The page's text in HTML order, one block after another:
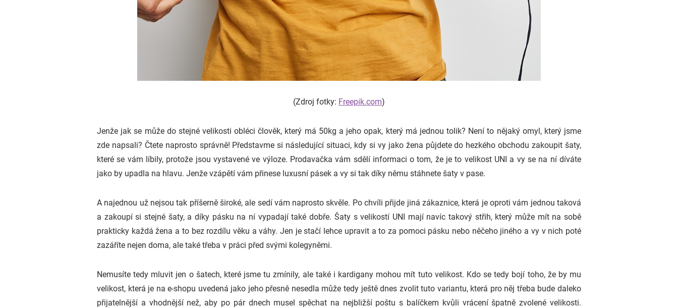
(Zdroj fotky: Freepik.com)
Jenže jak se může do stejné velikosti obléci člověk, který má 50kg a jeho opak, který má jednou tolik? Není to nějaký omyl, který jsme
zde napsali? Čtete naprosto správně! Představme si následující situaci, kdy si vy jako žena půjdete do hezkého obchodu zakoupit šaty,
které se vám líbily, protože jsou vystavené ve výloze. Prodavačka vám sdělí informaci o tom, že je to velikost UNI a vy se na ní díváte
jako by upadla na hlavu. Jenže vzápětí vám přinese luxusní pásek a vy si tak díky němu stáhnete šaty v pase.
A najednou už nejsou tak příšerně široké, ale sedí vám naprosto skvěle. Po chvíli přijde jiná zákaznice, která je oproti vám jednou taková
a zakoupí si stejné šaty, a díky pásku na ní vypadají také dobře. Šaty s velikostí UNI mají navíc takový střih, který může mít na sobě
prakticky každá žena a to bez rozdílu věku a váhy. Jen je stačí lehce upravit a to za pomoci pásku nebo něčeho jiného a vy v nich poté
zazáříte nejen doma, ale také třeba v práci před svými kolegyněmi.
Nemusíte tedy mluvit jen o šatech, které jsme tu zmínily, ale také i kardigany mohou mít tuto velikost. Kdo se tedy bojí toho, že by mu
velikost, která je na e-shopu uvedená jako jeho přesně nesedla může tedy ještě dnes zvolit tuto variantu, která pro něj třeba bude daleko
přijatelnější a vhodnější než, aby po pár dnech musel spěchat na nejbližší poštu s balíčkem kvůli vrácení špatně zvolené velikosti.